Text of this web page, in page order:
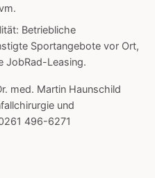
Betriebliche
Sportangebote vor Ort,
JobRad-Leasing.
med. Martin Haunschild
und
496-6271